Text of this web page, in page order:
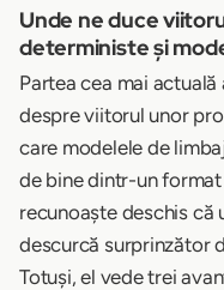
Unde ne duce
deterministe și
Partea cea mai
despre viitorul unor
care modelele de
de bine dintr-un
recunoaște deschis că
descurcă surprinzător
Totuși, el vede trei